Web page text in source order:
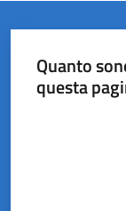
Quanto
questa